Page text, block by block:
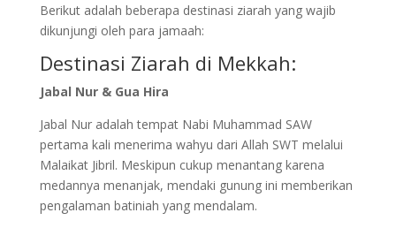
Berikut adalah beberapa destinasi ziarah yang wajib
dikunjungi oleh para jamaah:
Destinasi Ziarah di Mekkah:
Jabal Nur & Gua Hira
Jabal Nur adalah tempat Nabi Muhammad SAW
pertama kali menerima wahyu dari Allah SWT melalui
Malaikat Jibril. Meskipun cukup menantang karena
medannya menanjak, mendaki gunung ini memberikan
pengalaman batiniah yang mendalam.